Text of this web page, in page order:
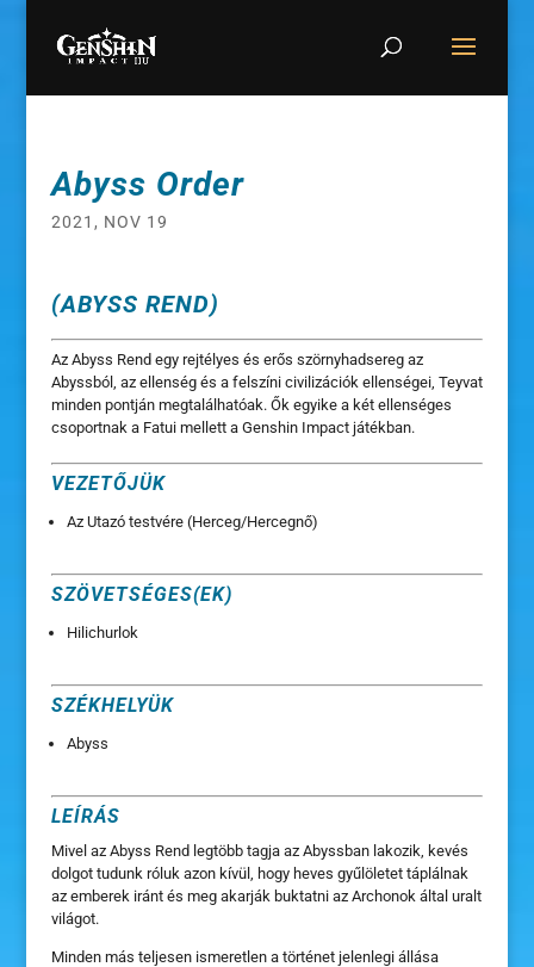
Abyss Order
2021, NOV 19
(ABYSS REND)
Az Abyss Rend egy rejtélyes és erős szörnyhadsereg az
Abyssból, az ellenség és a felszíni civilizációk ellenségei, Teyvat
minden pontján megtalálhatóak. Ők egyike a két ellenséges
csoportnak a Fatui mellett a Genshin Impact játékban.
VEZETŐJÜK
Az Utazó testvére (Herceg/Hercegnő)
SZÖVETSÉGES(EK)
Hilichurlok
SZÉKHELYÜK
Abyss
LEÍRÁS
Mivel az Abyss Rend legtöbb tagja az Abyssban lakozik, kevés
dolgot tudunk róluk azon kívül, hogy heves gyűlöletet táplálnak
az emberek iránt és meg akarják buktatni az Archonok által uralt
világot.
Minden más teljesen ismeretlen a történet jelenlegi állása